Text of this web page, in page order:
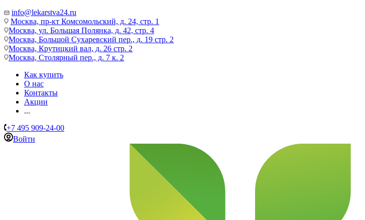
info@lekarstva24.ru
Москва, пр-кт Комсомольский, д. 24, стр. 1
Москва, ул. Большая Полянка, д. 42, стр. 4
Москва, Большой Сухаревский пер., д. 19 стр. 2
Москва, Крутицкий вал, д. 26 стр. 2
Москва, Столярный пер., д. 7 к. 2
Как купить
О нас
Контакты
Акции
...
+7 495 909-24-00
Войти